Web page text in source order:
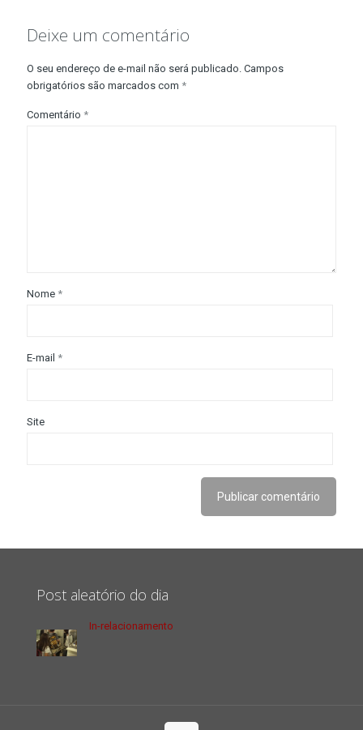
Deixe um comentário
O seu endereço de e-mail não será publicado. Campos
obrigatórios são marcados com *
Comentário *
Nome *
E-mail *
Site
Post aleatório do dia
In-relacionamento